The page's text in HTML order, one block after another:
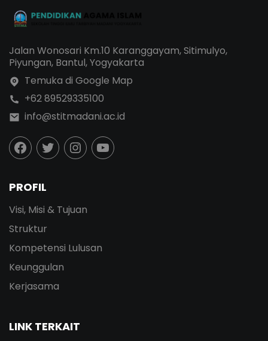
Jalan Wonosari Km.10 Karanggayam, Sitimulyo,
Piyungan, Bantul, Yogyakarta
Temuka di Google Map
+62 89529335100
info@stitmadani.ac.id
PROFIL
Visi, Misi & Tujuan
Struktur
Kompetensi Lulusan
Keunggulan
Kerjasama
LINK TERKAIT